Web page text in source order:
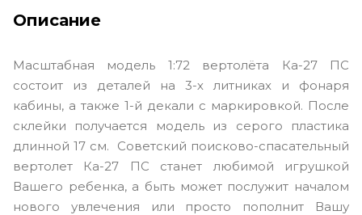
Описание
Масштабная модель 1:72 вертолёта Ка-27 ПС
состоит из деталей на 3-х литниках и фонаря
кабины, а также 1-й декали с маркировкой. После
склейки получается модель из серого пластика
длинной 17 см. Советский поисково-спасательный
вертолет Ка-27 ПС станет любимой игрушкой
Вашего ребенка, а быть может послужит началом
нового увлечения или просто пополнит Вашу